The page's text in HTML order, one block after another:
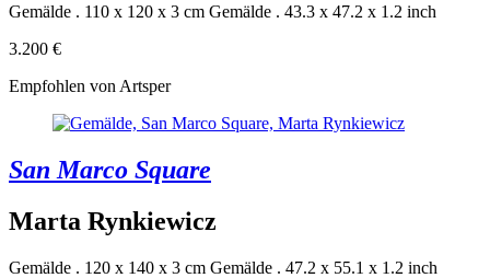
Gemälde . 110 x 120 x 3 cm Gemälde . 43.3 x 47.2 x 1.2 inch
3.200 €
Empfohlen von Artsper
San Marco Square
Marta Rynkiewicz
Gemälde . 120 x 140 x 3 cm Gemälde . 47.2 x 55.1 x 1.2 inch